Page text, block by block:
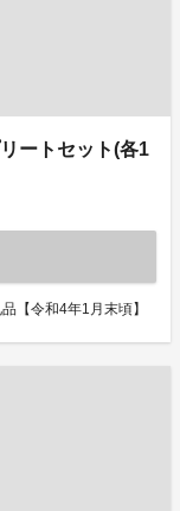
ートセット(各1
【令和4年1月末頃】